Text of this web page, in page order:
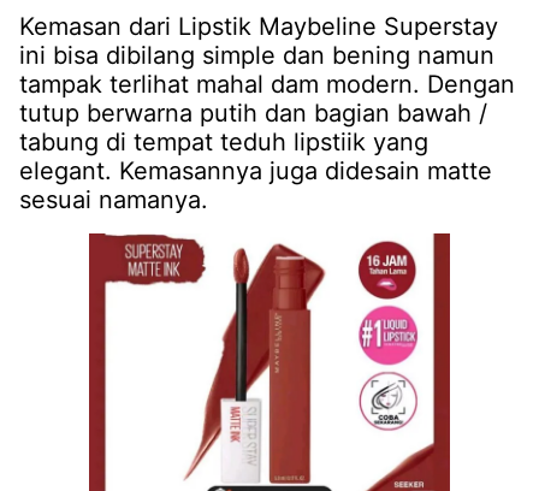
Kemasan dari Lipstik Maybeline Superstay
ini bisa dibilang simple dan bening namun
tampak terlihat mahal dam modern. Dengan
tutup berwarna putih dan bagian bawah /
tabung di tempat teduh lipstiik yang
elegant. Kemasannya juga didesain matte
sesuai namanya.